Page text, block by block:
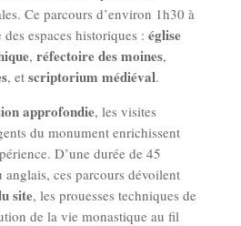
Ce parcours d’environ 1h30 à
espaces historiques : église
, réfectoire des moines,
, et scriptorium médiéval.
approfondie, les visites
du monument enrichissent
D’une durée de 45
ces parcours dévoilent
site, les prouesses techniques de
de la vie monastique au fil